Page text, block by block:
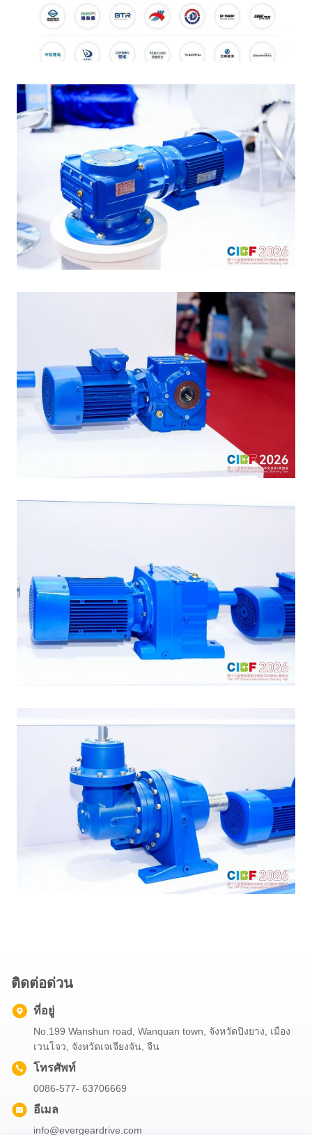
ติดต่อด่วน
ที่อยู่
No.199 Wanshun road, Wanquan town, จังหวัดปิงยาง, เมือง
เวนโจว, จังหวัดเจเจียงจัน, จีน
โทรศัพท์
0086-577- 63706669
อีเมล
info@evergeardrive.com